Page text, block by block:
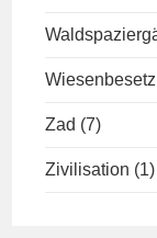
Zad (7)
Zivilisation (1)